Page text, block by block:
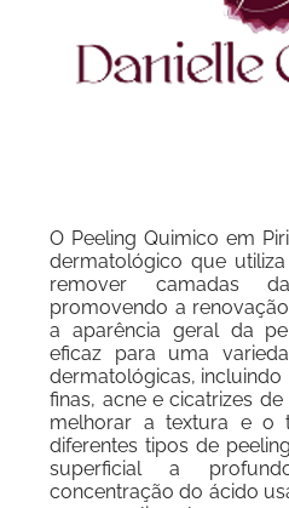
O Peeling Quimico em
dermatológico que
remover camadas
promovendo a
a aparência geral da
eficaz para uma
dermatológicas, incluindo
finas, acne e cicatrizes
melhorar a textura e o
diferentes tipos de
superficial a
concentração do ácido